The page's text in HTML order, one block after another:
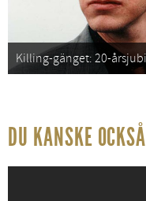
Killing-gänget: 20-
DU KANSKE